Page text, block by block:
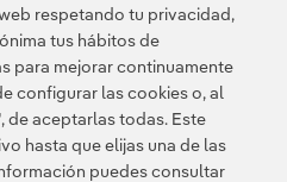
respetando tu privacidad,
tus hábitos de
para mejorar continuamente
configurar las cookies o, al
de aceptarlas todas. Este
hasta que elijas una de las
puedes consultar